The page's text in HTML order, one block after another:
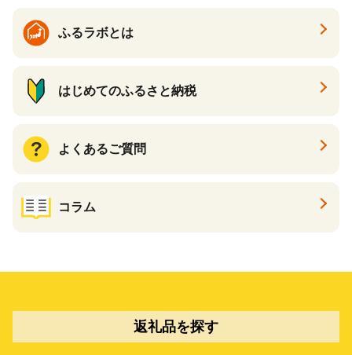
ふるラボとは
はじめてのふるさと納税
よくあるご質問
コラム
返礼品を探す